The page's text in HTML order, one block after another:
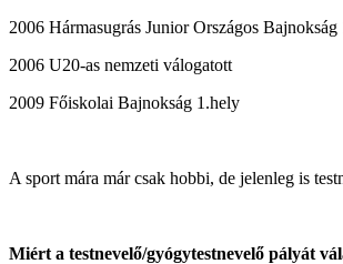
2006 Hármasugrás Junior Országos
2006 U20-as nemzeti válogatott
2009 Főiskolai Bajnokság 1.hely
A sport mára már csak hobbi, de jelenleg is
Miért a testnevelő/gyógytestnevelő pályát